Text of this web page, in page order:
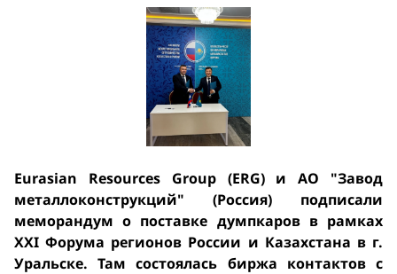
Eurasian Resources Group (ERG) и АО "Завод
металлоконструкций" (Россия) подписали
меморандум о поставке думпкаров в рамках
XXI Форума регионов России и Казахстана в г.
Уральске. Там состоялась биржа контактов с